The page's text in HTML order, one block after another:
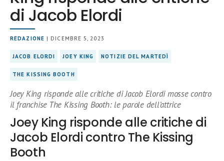
di Jacob Elordi
REDAZIONE | DICEMBRE 5, 2023
JACOB ELORDI JOEY KING NOTIZIE DEL MARTEDÌ
THE KISSING BOOTH
Joey King risponde alle critiche di Jacob Elordi mosse contro
il franchise The Kissing Booth: le parole dell’attrice
Joey King risponde alle critiche di
Jacob Elordi contro The Kissing
Booth